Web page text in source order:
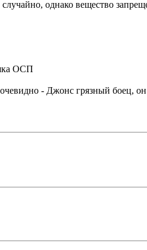
однако вещество
ОСП
- Джонс грязный боец,